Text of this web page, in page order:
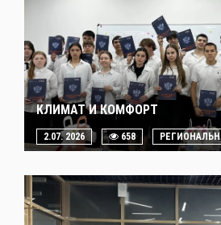
КЛИМАТ И КОМФОРТ
2.07. 2026 658